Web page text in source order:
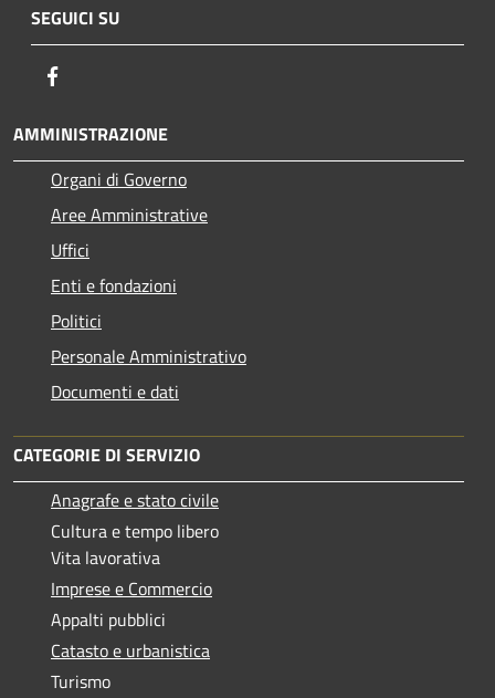
SEGUICI SU
AMMINISTRAZIONE
Organi di Governo
Aree Amministrative
Uffici
Enti e fondazioni
Politici
Personale Amministrativo
Documenti e dati
CATEGORIE DI SERVIZIO
Anagrafe e stato civile
Cultura e tempo libero
Vita lavorativa
Imprese e Commercio
Appalti pubblici
Catasto e urbanistica
Turismo